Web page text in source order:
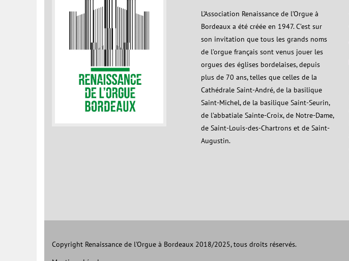
L’Association Renaissance de l’Orgue à
Bordeaux a été créée en 1947. C’est sur
son invitation que tous les grands noms
de l’orgue français sont venus jouer les
orgues des églises bordelaises, depuis
plus de 70 ans, telles que celles de la
Cathédrale Saint-André, de la basilique
Saint-Michel, de la basilique Saint-Seurin,
de l’abbatiale Sainte-Croix, de Notre-Dame,
de Saint-Louis-des-Chartrons et de Saint-
Augustin.
Copyright Renaissance de l'Orgue à Bordeaux 2018/2025, tous droits réservés.